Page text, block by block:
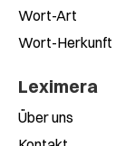
Wort-Art
Wort-Herkunft
Leximera
Über uns